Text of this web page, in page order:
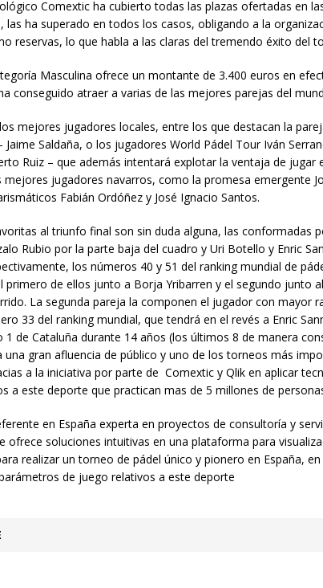
Comextic ha cubierto todas las plazas ofertadas en
las ha superado en todos los casos, obligando a la
reservas, lo que habla a las claras del tremendo éxito del
Masculina ofrece un montante de 3.400 euros en
conseguido atraer a varias de las mejores parejas del
mejores jugadores locales, entre los que destacan la
Jaime Saldaña, o los jugadores World Pádel Tour Iván
Ruiz – que además intentará explotar la ventaja de jugar
jugadores navarros, como la promesa emergente
Fabián Ordóñez y José Ignacio Santos.
al triunfo final son sin duda alguna, las conformadas
Rubio por la parte baja del cuadro y Uri Botello y Enric
los números 40 y 51 del ranking mundial de
primero de ellos junto a Borja Yribarren y el segundo junto
La segunda pareja la componen el jugador con mayor
33 del ranking mundial, que tendrá en el revés a Enric
1 de Cataluña durante 14 años (los últimos 8 de manera
una gran afluencia de público y uno de los torneos más
a la iniciativa por parte de Comextic y Qlik en aplicar
a este deporte que practican mas de 5 millones de
en España experta en proyectos de consultoría y
ofrece soluciones intuitivas en una plataforma para
realizar un torneo de pádel único y pionero en España,
de juego relativos a este deporte